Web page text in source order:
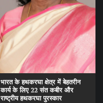
भारत के हथकरघा क्षेत्र में बेहतरीन
कार्य के लिए 22 संत कबीर और
राष्ट्रीय हथकरघा पुरस्कार